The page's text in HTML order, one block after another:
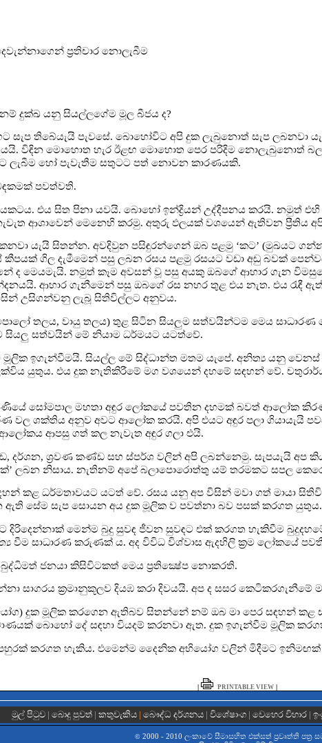
ප්‍රතිචාර නොලැබීම
දුක්ඛ යනු සියල්ලගේම මූල බීජය ද?
සැප තිබේයැයි පැවසේ. බොහෝවිට අපි දුක ලැබුනොත් සැප ලබනවා
විඳින මොහොත හැර ඊළඟ මොහොත පෙර පරිදිම නොලැබුනොත්
ලැබීම හෝ පැවැතීම සතුටට පත් නොවන කාරණයකි.
පවත්වති.
එය සිත පිනා යවයි. බොහෝ ඉන්ද්‍රියන් උද්දීපනය කරයි. නමුත්
ආශාවෙන් මෙනෙහි කරමු. අතුරු ඵලයක් වශයෙන් ඇතිවන ප්‍රීතිය
යැයි සිතන්න. අවදිවුන පසිඳුරන්ගෙන් ඔබ පළමු ‘කට’ (මුඛයට
ගිල දැමීමෙන් පසු ලබන රසය පළමු රසයට වඩා අඩු බවක්
ද මෙයමැයි. නමුත් කෑම අවසන් වූ පසු අයකු ඔබගේ ආහාර ගැන
ආහාර ගැනීමෙන් පසු ඔබගේ රස නහර තුළ එය නැත. එය රැඳී
උසිගන්වනු ලැබූ සිතිවිල්ලට අනුවය.
තලය, වායු තලය) තුළ සිටින සියලුම සත්වයින්ටම මෙය සාධාරණ
සත්වයින් මේ නියාම ධර්මයට යටත්වේ.
මූලික ඉගැන්වීමයි. සියල්ල මේ සිද්ධාන්ත මතම යැපේ. අනිත්‍ය යනු
යුතුය. එය දුක නැතිකිරීමේ මග වශයෙන් දහමේ සඳහන් වේ.
සෝමපාල මහතා අඳුර ලෝකයේ පවතින දහමක් බවත් ආලෝක
ශක්තිය අනුව අවට ආලෝක කරයි. අපි එයට අඳුර පලා ගියායැයි
ආපසු ගත් කල නැවැත අඳුර ගලා එයි.
දර්ශන, ශ්‍රවණ කණ්ඩ සහ ස්පර්ශ වලින් අපි ලබන්නෙමු. සැපයැයි අප
ලබන නිසාය. නැතිනම් අපේ බලාපොරොත්තු යම් තරමකට සපල
කළ ධර්මතාවයට යටත් වේ. රසය යනු අප විසින් මවා ගත් මායා
සේම සැප සොයන අය දුක මූලික ව පවත්නා බව පසක් කරගත යුතුය.
දිරිදෙන්නාක් මෙන්ම බුදු සුවඳ ජීවන සුවඳට එක් කරගත හැකිවීම
වීම සාධාරණ කරුණක් ය. අද විවිධ විශ්වාස ඇදහිලි ක්‍රම ලෝකයේ
ජනයා කිසිවිටකත් මෙය ප්‍රතික්‍ෂේප නොකරති.
සාගරය ක්‍රමානුකූලව දියඹ කරා දිවයයි. අප ද සසර කෙටිකරගැනීමේ
දුක මූලික කරගෙන ඇතිබව සිතන්නේ නම් ඔබ මා පෙර සඳහන් කළ
බොහෝ දේ සඳහා වියදම් කරනවා ඇත. දුක ඉගැන්වීම මූලික
කරගත හැකිය. එමෙන්ම දෛනික අභියෝග වලින් මිදීමට ඉනිමඟක්
| PRINTABLE VIEW|
මුල් පිටුව | බොදු පුවත් | කතුවැකිය | බෞද්ධ දර්ශනය | විශේෂාංග | වෙහෙර විහාර |
© 2000 - 2010 ලංකාවේ සීමාසහිත එක්සත් ප‍්‍රවෘත්ති පත්‍ර